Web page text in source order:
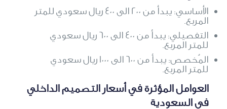
الأساسي: يبدأ من 200 الى 400 ريال سعودي للمتر
المربع.
التفصيلي: يبدأ من 400 الى 600 ريال سعودي
للمتر المربع.
المُخصص: يبدأ من 600 الى 1000 ريال سعودي
للمتر المربع.
العوامل المؤثرة في أسعار التصميم الداخلي
في السعودية